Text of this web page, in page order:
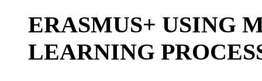
ERASMUS+ USING
LEARNING